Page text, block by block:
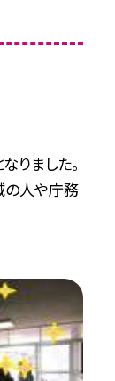
りました。
の人や庁務